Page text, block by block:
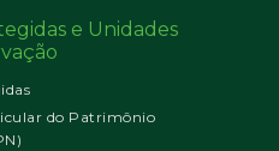
e Unidades
do Patrimônio